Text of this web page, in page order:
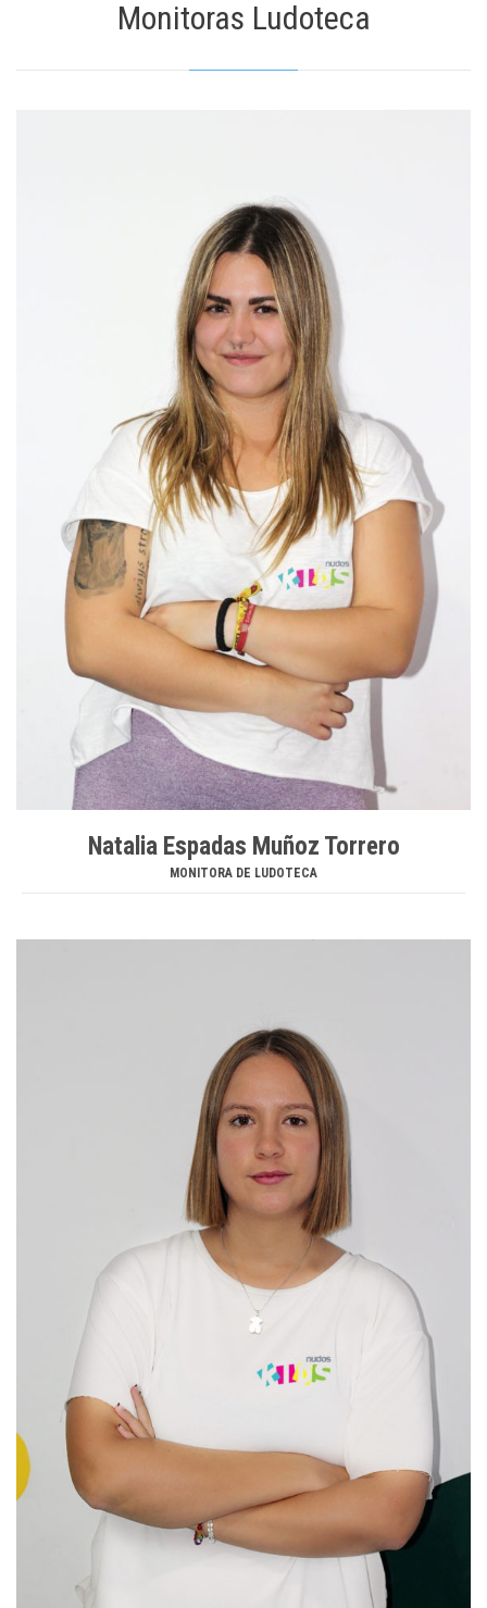
Monitoras Ludoteca
Natalia Espadas Muñoz Torrero
MONITORA DE LUDOTECA